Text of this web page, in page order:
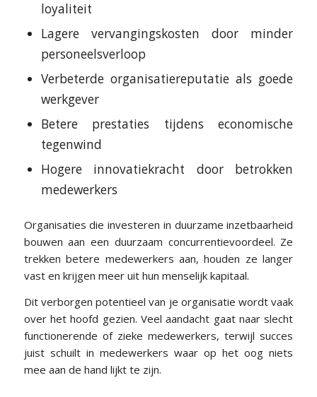
loyaliteit
Lagere vervangingskosten door minder
personeelsverloop
Verbeterde organisatiereputatie als goede
werkgever
Betere prestaties tijdens economische
tegenwind
Hogere innovatiekracht door betrokken
medewerkers
Organisaties die investeren in duurzame inzetbaarheid
bouwen aan een duurzaam concurrentievoordeel. Ze
trekken betere medewerkers aan, houden ze langer
vast en krijgen meer uit hun menselijk kapitaal.
Dit verborgen potentieel van je organisatie wordt vaak
over het hoofd gezien. Veel aandacht gaat naar slecht
functionerende of zieke medewerkers, terwijl succes
juist schuilt in medewerkers waar op het oog niets
mee aan de hand lijkt te zijn.